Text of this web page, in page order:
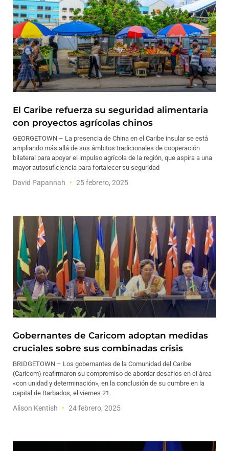
El Caribe refuerza su seguridad alimentaria
con proyectos agrícolas chinos
GEORGETOWN – La presencia de China en el Caribe insular se está
ampliando más allá de sus ámbitos tradicionales de cooperación
bilateral para apoyar el impulso agrícola de la región, que aspira a una
mayor autosuficiencia para fortalecer su seguridad
David Papannah 25 febrero, 2025
Gobernantes de Caricom adoptan medidas
cruciales sobre sus combinadas crisis
BRIDGETOWN – Los gobernantes de la Comunidad del Caribe
(Caricom) reafirmaron su compromiso de abordar desafíos en el área
«con unidad y determinación», en la conclusión de su cumbre en la
capital de Barbados, el viernes 21.
Alison Kentish 24 febrero, 2025